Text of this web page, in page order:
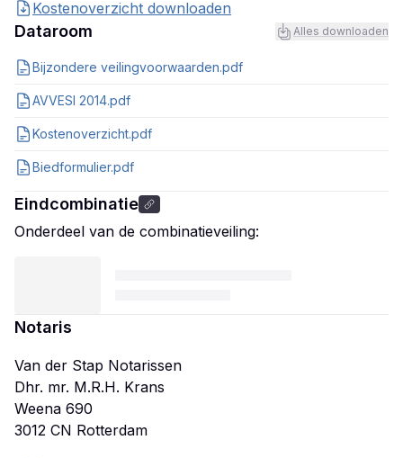
Kostenoverzicht downloaden
Dataroom Alles downloaden
Bijzondere veilingvoorwaarden.pdf
AVVESI 2014.pdf
Kostenoverzicht.pdf
Biedformulier.pdf
Eindcombinatie
Onderdeel van de combinatieveiling:
Notaris
Van der Stap Notarissen
Dhr. mr. M.R.H. Krans
Weena 690